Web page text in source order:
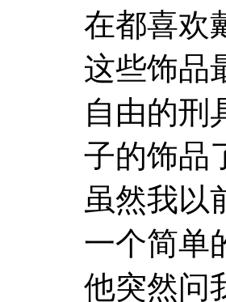
在都喜欢
这些饰品
自由的刑
子的饰品
虽然我以
一个简单
他突然问